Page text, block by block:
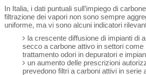
In Italia, i dati puntuali sull’impiego di
filtrazione dei vapori non sono sempre
uniforme, ma vi sono alcuni indicatori
la crescente diffusione di impianti di
secco a carbone attivo in settori come
trattamento odori in depuratori e
un aumento delle prescrizioni
prevedono filtri a carboni attivi in serie